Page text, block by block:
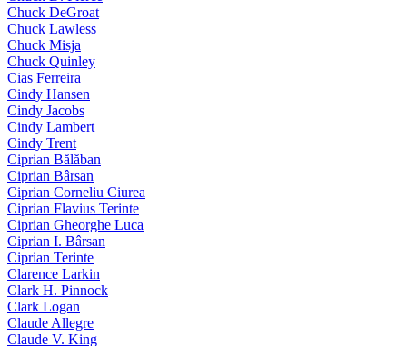
Chuck DeGroat
Chuck Lawless
Chuck Misja
Chuck Quinley
Cias Ferreira
Cindy Hansen
Cindy Jacobs
Cindy Lambert
Cindy Trent
Ciprian Bălăban
Ciprian Bârsan
Ciprian Corneliu Ciurea
Ciprian Flavius Terinte
Ciprian Gheorghe Luca
Ciprian I. Bârsan
Ciprian Terinte
Clarence Larkin
Clark H. Pinnock
Clark Logan
Claude Allegre
Claude V. King